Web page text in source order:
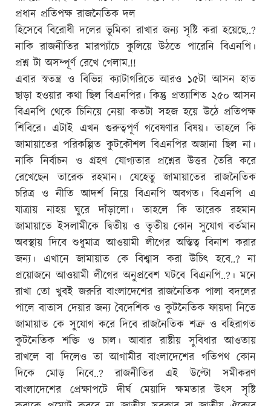
প্রধান প্রতিপক্ষ রাজনৈতিক দল
হিসেবে বিরোধী দলের ভূমিকা রাখার জন্য সৃষ্টি করা হয়েছে..?
নাকি রাজনীতির মারপ্যাঁচে কুলিয়ে উঠতে পারেনি বিএনপি।
প্রশ্ন টা অসম্পূর্ণ রেখে গেলাম.!!
এবার স্বতন্ত্র ও বিভিন্ন ক্যাটাগরিতে আরও ১৫টা আসন হাত
ছাড়া হওয়ার কথা ছিল বিএনপির। কিন্তু প্রত্যাশিত ২৫০ আসন
বিএনপি থেকে চিনিয়ে নেয়া কতটা সহজ হয়ে উঠে প্রতিপক্ষ
শিবিরে। এটাই এখন গুরুত্বপূর্ণ গবেষণার বিষয়। তাহলে কি
জামায়াতের পরিকল্পিত কুটকৌশল বিএনপির অজানা ছিল না।
নাকি নির্বাচন ও গ্রহণ যোগ্যতার প্রশ্নের উত্তর তৈরি করে
রেখেছেন তারেক রহমান। যেহেতু জামায়াতের রাজনৈতিক
চরিত্র ও নীতি আদর্শ নিয়ে বিএনপি অবগত। বিএনপি এ
যাত্রায় নাহয় ঘুরে দাঁড়ালো। তাহলে কি তারেক রহমান
জামায়াতে ইসলামীকে দ্বিতীয় ও তৃতীয় কোন সুযোগ বর্তমান
অবস্থায় দিবে শুধুমাত্র আওয়ামী লীগের অস্তিত্ব বিনাশ করার
জন্য। এখানে জামায়াত কে বিশ্বাস করা উচিৎ হবে..? না
প্রয়োজনে আওয়ামী লীগের অনুপ্রবেশ ঘটবে বিএনপি..?। মনে
রাখা তো খুবই জরুরি বাংলাদেশের রাজনৈতিক পালা বদলের
পালে বাতাস দেয়ার জন্য বৈদেশিক ও কুটনৈতিক ফায়দা নিতে
জামায়াত কে সুযোগ করে দিবে রাজনৈতিক শত্রু ও বহিরাগত
কুটনৈতিক শক্তি ও চাল। আবার রাষ্টীয় সুবিধার আওতায়
রাখলে বা দিলেও তা আগামীর বাংলাদেশের গতিপথ কোন
দিকে মোড় নিবে..? রাজনীতির এই উল্টো সমীকরণ
বাংলাদেশের প্রেক্ষাপটে দীর্ঘ মেয়াদি ক্ষমতার উৎস সৃষ্টি